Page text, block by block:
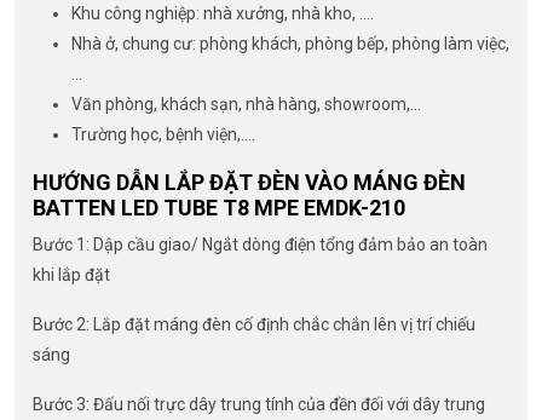
Khu công nghiệp: nhà xưởng, nhà kho, ….
Nhà ở, chung cư: phòng khách, phòng bếp, phòng làm việc,
…
Văn phòng, khách sạn, nhà hàng, showroom,…
Trường học, bệnh viện,….
HƯỚNG DẪN LẮP ĐẶT ĐÈN VÀO MÁNG ĐÈN
BATTEN LED TUBE T8 MPE EMDK-210
Bước 1: Dập cầu giao/ Ngắt dòng điện tổng đảm bảo an toàn
khi lắp đặt
Bước 2: Lắp đặt máng đèn cố định chắc chắn lên vị trí chiếu
sáng
Bước 3: Đấu nối trực dây trung tính của đền đối với dây trung